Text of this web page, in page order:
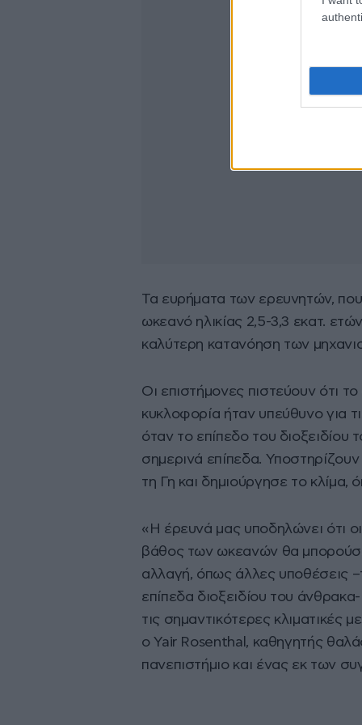
Τα ευρήματα των ερευνητών,
ωκεανό ηλικίας 2,5-3,3 εκατ.
καλύτερη κατανόηση των
Οι επιστήμονες πιστεύουν ότι
κυκλοφορία ήταν υπεύθυνο για
όταν το επίπεδο του
σημερινά επίπεδα.
τη Γη και δημιούργησε το
«Η έρευνά μας υποδηλώνει ότι
βάθος των ωκεανών θα μπορούσε
αλλαγή, όπως άλλες υποθέσεις
επίπεδα διοξειδίου του
τις σημαντικότερες
ο Yair Rosenthal, καθηγητής
πανεπιστήμιο και ένας εκ των